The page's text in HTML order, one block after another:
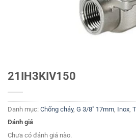
21IH3KIV150
Danh mục: Chống cháy, G 3/8" 17mm Inox
Đánh giá
Chưa có đánh giá nào.